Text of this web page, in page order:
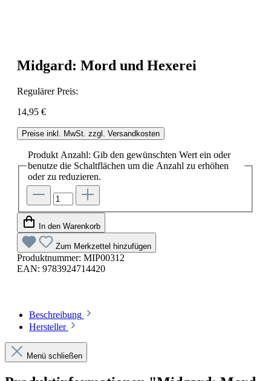
Midgard: Mord und Hexerei
Regulärer Preis:
14,95 €
Preise inkl. MwSt. zzgl. Versandkosten
Produkt Anzahl: Gib den gewünschten Wert ein oder
benutze die Schaltflächen um die Anzahl zu erhöhen
oder zu reduzieren.
In den Warenkorb
Zum Merkzettel hinzufügen
Produktnummer: MIP00312
EAN: 9783924714420
Beschreibung
Hersteller
Menü schließen